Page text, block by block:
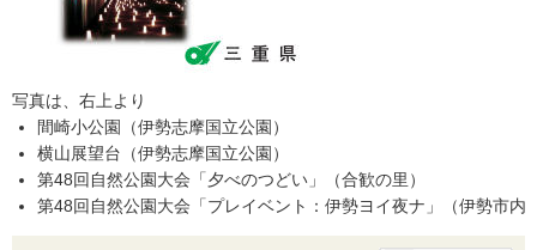
写真は、右上より
間崎小公園（伊勢志摩国立公園）
横山展望台（伊勢志摩国立公園）
第48回自然公園大会「夕べのつどい」（合歓の里）
第48回自然公園大会「プレイベント：伊勢ヨイ夜ナ」（伊勢市内